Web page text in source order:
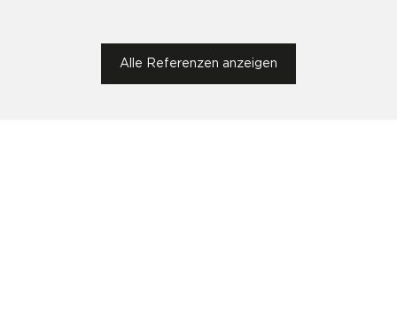
Alle Referenzen anzeigen